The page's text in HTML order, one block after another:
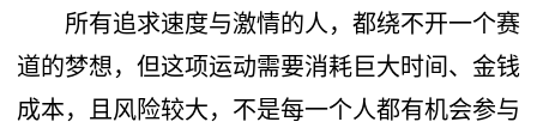
所有追求速度与激情的人，都绕不开一个赛
道的梦想，但这项运动需要消耗巨大时间、金钱
成本，且风险较大，不是每一个人都有机会参与